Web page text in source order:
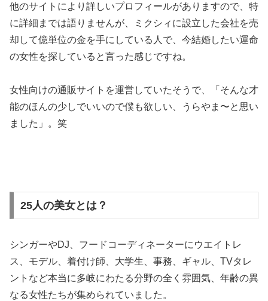
他のサイトにより詳しいプロフィールがありますので、特
に詳細までは語りませんが、ミクシィに設立した会社を売
却して億単位の金を手にしている人で、今結婚したい運命
の女性を探していると言った感じですね。
女性向けの通販サイトを運営していたそうで、「そんな才
能のほんの少しでいいので僕も欲しい、うらやま〜と思い
ました」。笑
25人の美女とは？
シンガーやDJ、フードコーディネーターにウエイトレ
ス、モデル、着付け師、大学生、事務、ギャル、TVタレ
ントなど本当に多岐にわたる分野の全く雰囲気、年齢の異
なる女性たちが集められていました。